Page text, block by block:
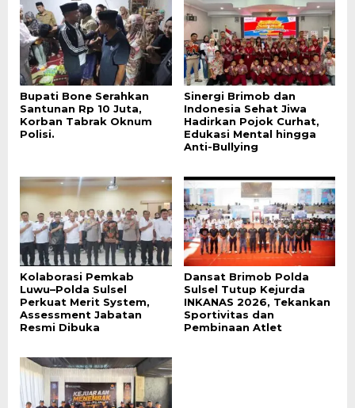
Bupati Bone Serahkan
Santunan Rp 10 Juta,
Korban Tabrak Oknum
Polisi.
Sinergi Brimob dan
Indonesia Sehat Jiwa
Hadirkan Pojok Curhat,
Edukasi Mental hingga
Anti-Bullying
Kolaborasi Pemkab
Luwu–Polda Sulsel
Perkuat Merit System,
Assessment Jabatan
Resmi Dibuka
Dansat Brimob Polda
Sulsel Tutup Kejurda
INKANAS 2026, Tekankan
Sportivitas dan
Pembinaan Atlet